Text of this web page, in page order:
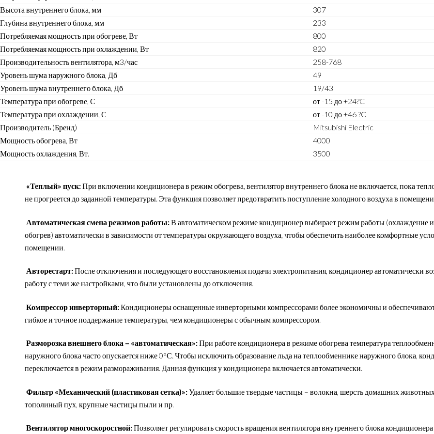
Высота внутреннего блока, мм
307
Глубина внутреннего блока, мм
233
Потребляемая мощность при обогреве, Вт
800
Потребляемая мощность при охлаждении, Вт
820
Производительность вентилятора, м3/час
258-768
Уровень шума наружного блока, Дб
49
Уровень шума внутреннего блока, Дб
19/43
Температура при обогреве, С
от -15 до +24?C
Температура при охлаждении, С
от -10 до +46 ?C
Производитель (Бренд)
Mitsubishi Electric
Мощность обогрева, Вт
4000
Мощность охлаждения, Вт.
3500
«Теплый» пуск:При включении кондиционера в режим обогрева, вентилятор внутреннего блока не включается, пока
не прогреется до заданной температуры. Эта функция позволяет предотвратить поступление холодного воздуха в
Автоматическая смена режимов работы:В автоматическом режиме кондиционер выбирает режим работы (охлаждение
обогрев) автоматически в зависимости от температуры окружающего воздуха, чтобы обеспечить наиболее комфортные
помещении.
Авторестарт:После отключения и последующего восстановления подачи электропитания, кондиционер автоматически
работу с теми же настройками, что были установлены до отключения.
Компрессор инверторный:Кондиционеры оснащенные инверторными компрессорами более экономичны и
гибкое и точное поддержание температуры, чем кондиционеры с обычным компрессором.
Разморозка внешнего блока – «автоматическая»:При работе кондиционера в режиме обогрева температура
наружного блока часто опускается ниже 0°С. Чтобы исключить образование льда на теплообменнике наружного блока,
переключается в режим размораживания. Данная функция у кондиционера включается автоматически.
Фильтр «Механический (пластиковая сетка)»:Удаляет большие твердые частицы – волокна, шерсть домашних
тополиный пух, крупные частицы пыли и пр.
Вентилятор многоскоростной:Позволяет регулировать скорость вращения вентилятора внутреннего блока кондиционера